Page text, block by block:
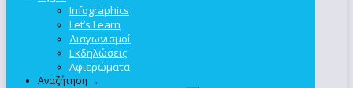
Infographics
Let’s Learn
Διαγωνισμοί
Εκδηλώσεις
Αφιερώματα
Αναζήτηση →